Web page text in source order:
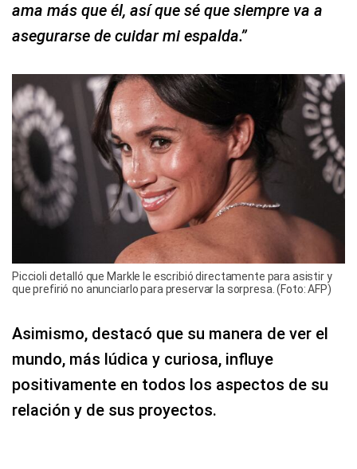
ama más que él, así que sé que siempre va a
asegurarse de cuidar mi espalda.”
Piccioli detalló que Markle le escribió directamente para asistir y
que prefirió no anunciarlo para preservar la sorpresa. (Foto: AFP)
Asimismo, destacó que su manera de ver el
mundo, más lúdica y curiosa, influye
positivamente en todos los aspectos de su
relación y de sus proyectos.